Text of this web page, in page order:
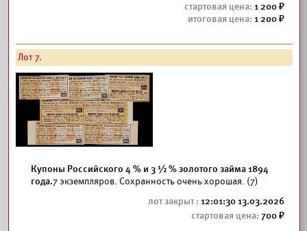
1 200
1 200
Лот 7.
Купоны Российского 4 % и 3 ½ % золотого займа 1894
года.7 экземпляров. Сохранность очень хорошая. (7)
12:01:30 13.03.2026
700